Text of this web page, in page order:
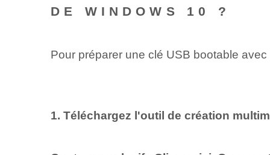
DE WINDOWS 10 ?
Pour préparer une clé USB bootable avec
1. Téléchargez l'outil de création